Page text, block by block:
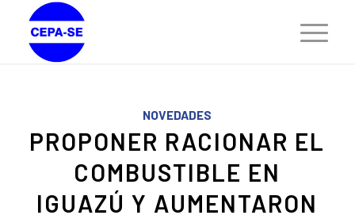
NOVEDADES
PROPONER RACIONAR EL
COMBUSTIBLE EN
IGUAZÚ Y AUMENTARON